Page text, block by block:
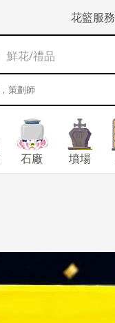
花籃服務
鮮花/禮品
石廠 墳場